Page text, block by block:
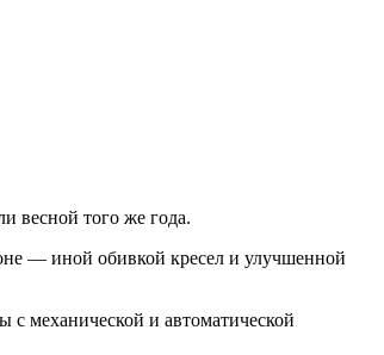
весной того же года.
— иной обивкой кресел и улучшенной
механической и автоматической